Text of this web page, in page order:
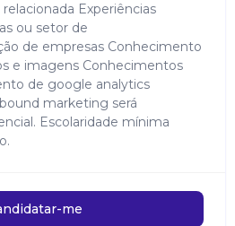
Experiências
ou setor de
de empresas Conhecimento
e imagens Conhecimentos
de google analytics
marketing será
Escolaridade mínima
me